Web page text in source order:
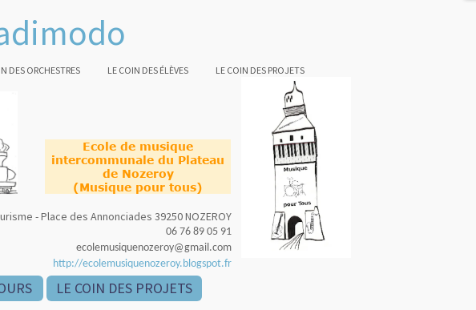
DES ORCHESTRES LE COIN DES ÉLÈVES LE COIN DES PROJETS
Ecole de musique
intercommunale du Plateau
de Nozeroy
(Musique pour tous)
- Place des Annonciades 39250 NOZEROY
06 76 89 05 91
ecolemusiquenozeroy@gmail.com
http://ecolemusiquenozeroy.blogspot.fr
LE COIN DES PROJETS